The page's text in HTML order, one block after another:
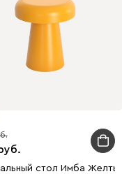
стол Имба